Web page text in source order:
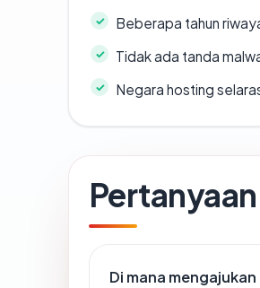
Beberapa tahun
Tidak ada tanda
Negara hosting
Di mana